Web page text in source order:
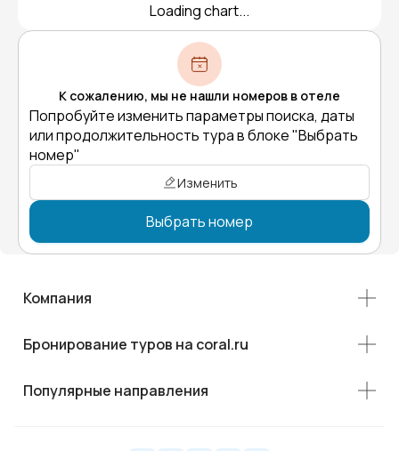
Loading chart...
К сожалению, мы не нашли номеров в отеле
Попробуйте изменить параметры поиска, даты
или продолжительность тура в блоке "Выбрать
номер"
Изменить
Выбрать номер
Компания
Бронирование туров на coral.ru
Популярные направления